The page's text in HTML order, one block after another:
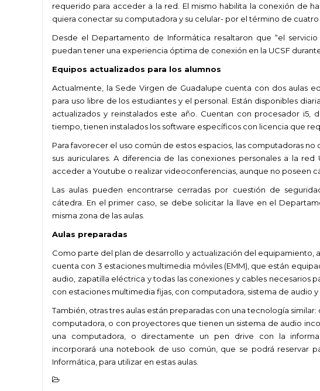
requerido para acceder a la red. El mismo habilita la conexión de
quiera conectar su computadora y su celular- por el término de cuatro
Desde el Departamento de Informática resaltaron que “el
puedan tener una experiencia óptima de conexión en la UCSF durante
Equipos actualizados para los alumnos
Actualmente, la Sede Virgen de Guadalupe cuenta con dos aulas
para uso libre de los estudiantes y el personal. Están disponibles
actualizados y reinstalados este año. Cuentan con procesador i5,
tiempo, tienen instalados los software específicos con licencia que
Para favorecer el uso común de estos espacios, las computadoras
sus auriculares. A diferencia de las conexiones personales a la
acceder a Youtube o realizar videoconferencias, aunque no poseen
Las aulas pueden encontrarse cerradas por cuestión de
cátedra. En el primer caso, se debe solicitar la llave en el
misma zona de las aulas.
Aulas preparadas
Como parte del plan de desarrollo y actualización del equipamiento,
cuenta con 3 estaciones multimedia móviles (EMM), que están
audio, zapatilla eléctrica y todas las conexiones y cables necesarios
con estaciones multimedia fijas, con computadora, sistema de audio
También, otras tres aulas están preparadas con una tecnología
computadora, o con proyectores que tienen un sistema de audio
una computadora, o directamente un pen drive con la
incorporará una notebook de uso común, que se podrá reservar
Informática, para utilizar en estas aulas.